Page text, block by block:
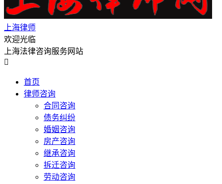
上海律师
欢迎光临
上海法律咨询服务网站

首页
律师咨询
合同咨询
债务纠纷
婚姻咨询
房产咨询
继承咨询
拆迁咨询
劳动咨询